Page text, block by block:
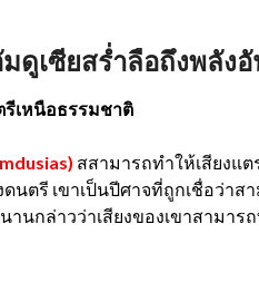
ดูเซียสร่ำลือถึงพลัง
รีเหนือธรรมชาติ
สสามารถทำให้เสียงแ
นตรี เขาเป็นปีศาจที่ถูกเชื่อว่าส
านกล่าวว่าเสียงของเขาสามา